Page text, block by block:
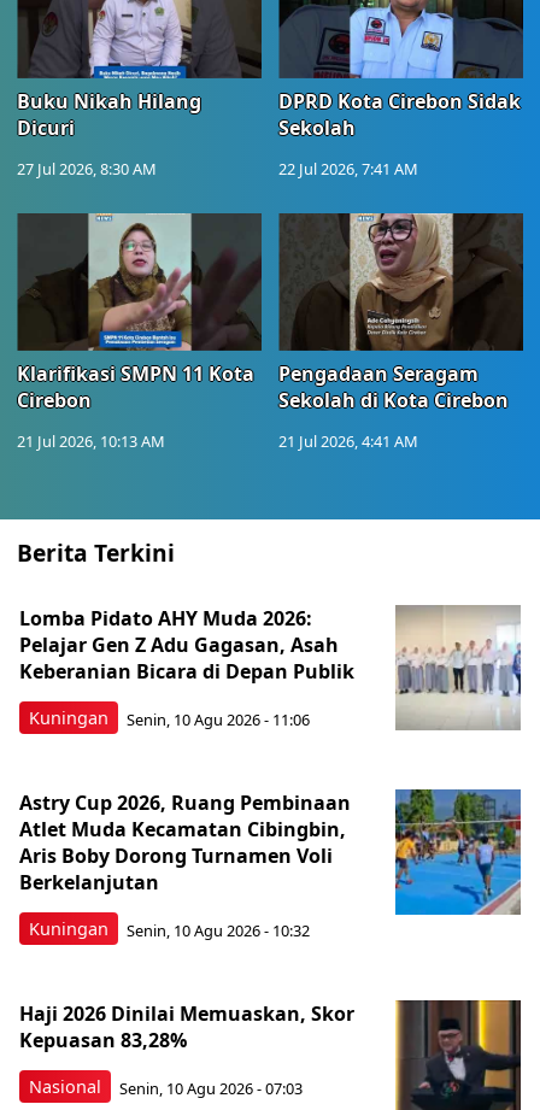
Buku Nikah Hilang
Dicuri
27 Jul 2026, 8:30 AM
DPRD Kota Cirebon Sidak
Sekolah
22 Jul 2026, 7:41 AM
Klarifikasi SMPN 11 Kota
Cirebon
21 Jul 2026, 10:13 AM
Pengadaan Seragam
Sekolah di Kota Cirebon
21 Jul 2026, 4:41 AM
Berita Terkini
Kuningan
Lomba Pidato AHY Muda 2026:
Pelajar Gen Z Adu Gagasan, Asah
Keberanian Bicara di Depan Publik
Senin, 10 Agu 2026 - 11:06
Kuningan
Astry Cup 2026, Ruang Pembinaan
Atlet Muda Kecamatan Cibingbin,
Aris Boby Dorong Turnamen Voli
Berkelanjutan
Senin, 10 Agu 2026 - 10:32
Nasional
Haji 2026 Dinilai Memuaskan, Skor
Kepuasan 83,28%
Senin, 10 Agu 2026 - 07:03